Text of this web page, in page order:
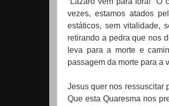
vezes, estamos atados
estáticos, sem vitalidade,
retirando a pedra que nos
leva para a morte e
passagem da morte para a
Jesus quer nos ressuscitar
Que esta Quaresma nos